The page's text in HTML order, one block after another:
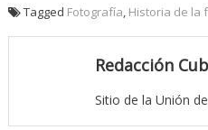
Tagged Fotografía, Historia de la
Redacción
Sitio de la Unión